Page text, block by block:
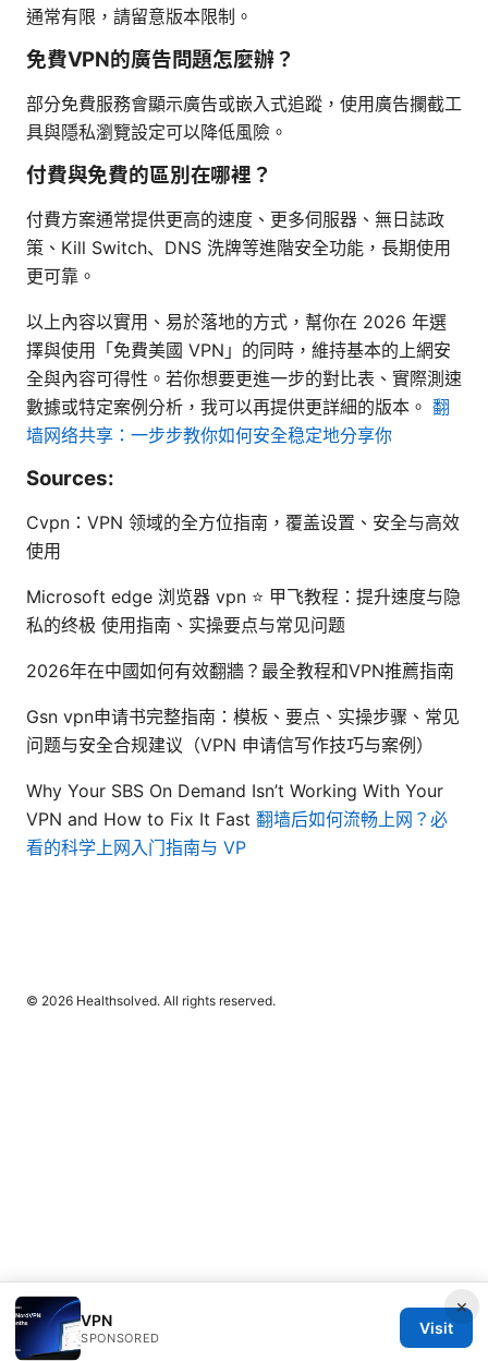
通常有限，請留意版本限制。
免費VPN的廣告問題怎麼辦？
部分免費服務會顯示廣告或嵌入式追蹤，使用廣告攔截工
具與隱私瀏覽設定可以降低風險。
付費與免費的區別在哪裡？
付費方案通常提供更高的速度、更多伺服器、無日誌政
策、Kill Switch、DNS 洗牌等進階安全功能，長期使用
更可靠。
以上內容以實用、易於落地的方式，幫你在 2026 年選
擇與使用「免費美國 VPN」的同時，維持基本的上網安
全與內容可得性。若你想要更進一步的對比表、實際測速
數據或特定案例分析，我可以再提供更詳細的版本。 翻
墙网络共享：一步步教你如何安全稳定地分享你
Sources:
Cvpn：VPN 领域的全方位指南，覆盖设置、安全与高效
使用
Microsoft edge 浏览器 vpn ⭐ 甲飞教程：提升速度与隐
私的终极 使用指南、实操要点与常见问题
2026年在中國如何有效翻牆？最全教程和VPN推薦指南
Gsn vpn申请书完整指南：模板、要点、实操步骤、常见
问题与安全合规建议（VPN 申请信写作技巧与案例）
Why Your SBS On Demand Isn’t Working With Your
VPN and How to Fix It Fast 翻墙后如何流畅上网？必
看的科学上网入门指南与 VP
×
VPN
SPONSORED
Visit
© 2026 Healthsolved. All rights reserved.